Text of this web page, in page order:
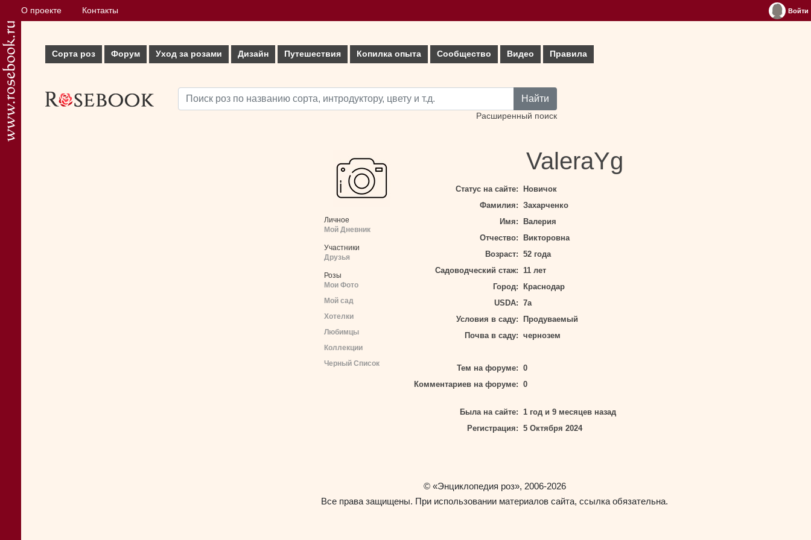
О проекте Контакты Войти
Сорта роз Форум Уход за розами Дизайн Путешествия Копилка опыта Сообщество Видео Правила
Найти
Расширенный поиск
Личное
Мой Дневник
Участники
Друзья
Розы
Мои Фото
Мой сад
Хотелки
Любимцы
Коллекции
Черный Список
ValeraYg
Статус на сайте:
Новичок
Фамилия: Захарченко
Имя:
Валерия
Отчество:
Викторовна
Возраст: 52 года
Садоводческий стаж: 11 лет
Город:
Краснодар
USDA: 7а
Условия в саду:
Продуваемый
Почва в саду: чернозем
Тем на форуме: 0
Комментариев на форуме: 0
Была на сайте: 1 год и 9 месяцев назад
Регистрация: 5 Октября 2024
© «Энциклопедия роз», 2006-2026
Все права защищены. При использовании материалов сайта, ссылка обязательна.